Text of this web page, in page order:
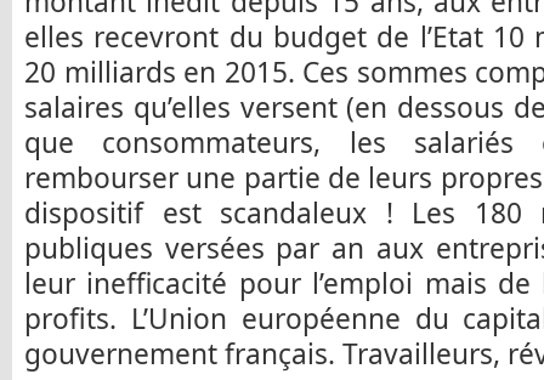
elles recevront du budget de l’Etat 10
20 milliards en 2015. Ces sommes
salaires qu’elles versent (en dessous
que consommateurs, les
rembourser une partie de leurs
dispositif est scandaleux ! Les 180
publiques versées par an aux
leur inefficacité pour l’emploi mais
profits. L’Union européenne du
gouvernement français. Travailleurs,